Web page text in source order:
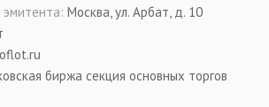
Москва, ул. Арбат, д. 10
биржа секция основных торгов